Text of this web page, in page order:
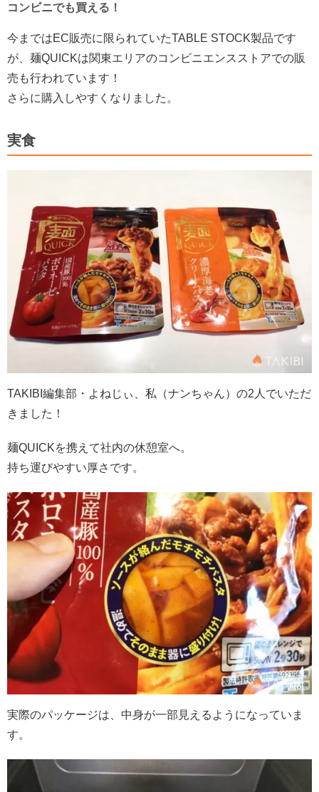
コンビニでも買える！
今まではEC販売に限られていたTABLE STOCK製品です
が、麺QUICKは関東エリアのコンビニエンスストアでの販
売も行われています！
さらに購入しやすくなりました。
実食
TAKIBI編集部・よねじぃ、私（ナンちゃん）の2人でいただ
きました！
麺QUICKを携えて社内の休憩室へ。
持ち運びやすい厚さです。
実際のパッケージは、中身が一部見えるようになっていま
す。